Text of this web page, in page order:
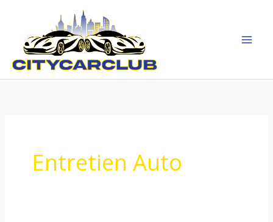
contenu
Entretien Auto